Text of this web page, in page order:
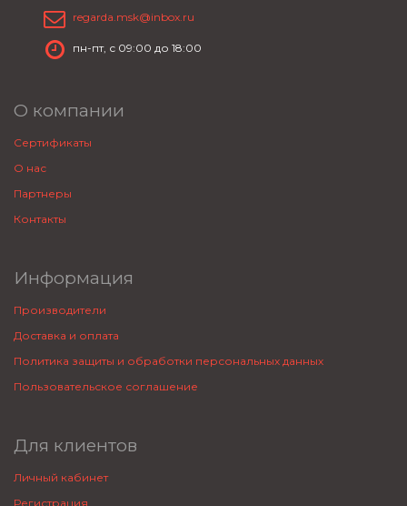
regarda.msk@inbox.ru
пн-пт, с 09:00 до 18:00
О компании
Сертификаты
О нас
Партнеры
Контакты
Информация
Производители
Доставка и оплата
Политика защиты и обработки персональных данных
Пользовательское соглашение
Для клиентов
Личный кабинет
Регистрация